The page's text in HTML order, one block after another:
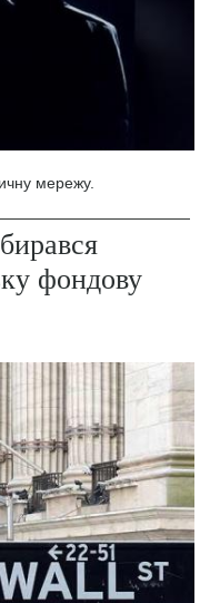
мережу.
фондову